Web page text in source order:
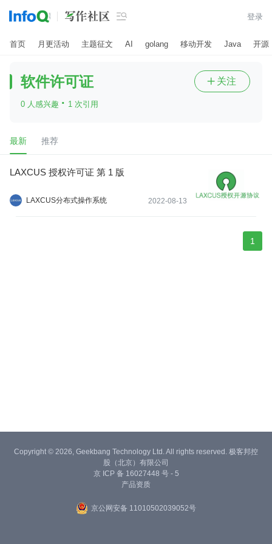
 登录
首页 月更活动 主题征文 AI golang 移动开发 Java 开源
软件许可证
0 人感兴趣 · 1 次引用
 关注
最新 推荐
LAXCUS 授权许可证 第 1 版
LAXCUS分布式操作系统 2022-08-13
1
Copyright © 2026, Geekbang Technology Ltd. All rights reserved. 极客邦控
股（北京）有限公司
京 ICP 备 16027448 号 - 5
产品资质
京公网安备 11010502039052号